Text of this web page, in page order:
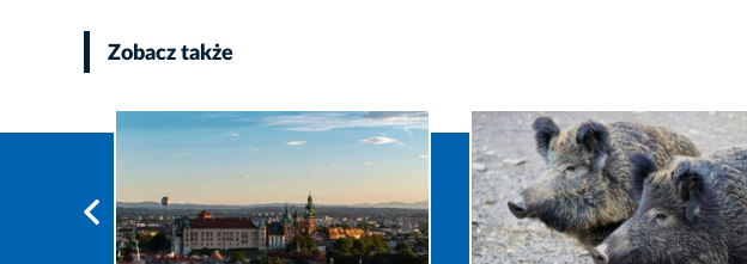
Zobacz także